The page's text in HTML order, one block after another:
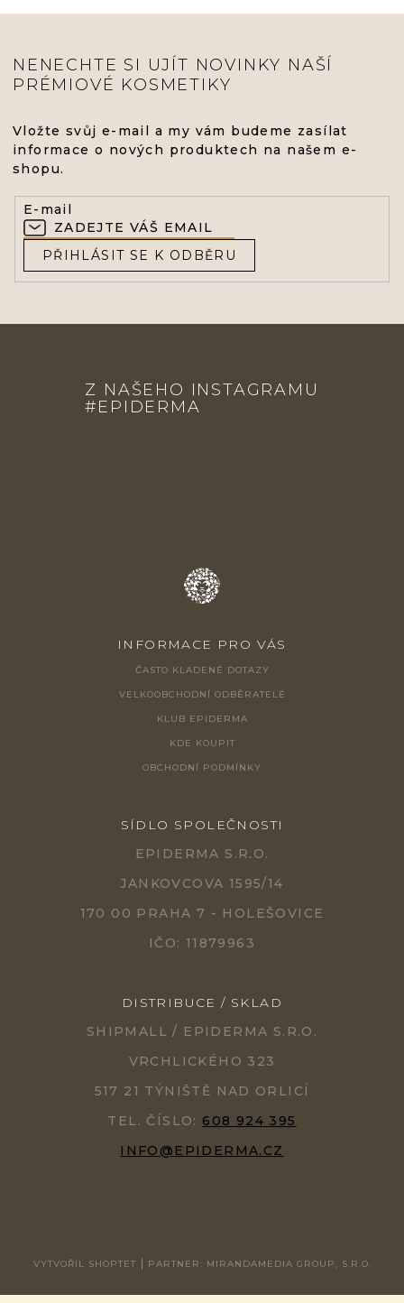
NENECHTE SI UJÍT NOVINKY NAŠÍ
PRÉMIOVÉ KOSMETIKY
Vložte svůj e-mail a my vám budeme zasílat
informace o nových produktech na našem e-
shopu.
E-mail
PŘIHLÁSIT SE K ODBĚRU
Z NAŠEHO INSTAGRAMU
#EPIDERMA
INFORMACE PRO VÁS
ČASTO KLADENÉ DOTAZY
VELKOOBCHODNÍ ODBĚRATELÉ
KLUB EPIDERMA
KDE KOUPIT
OBCHODNÍ PODMÍNKY
SÍDLO SPOLEČNOSTI
EPIDERMA S.R.O.
JANKOVCOVA 1595/14
170 00 PRAHA 7 - HOLEŠOVICE
IČO: 11879963
DISTRIBUCE / SKLAD
SHIPMALL / EPIDERMA S.R.O.
VRCHLICKÉHO 323
517 21 TÝNIŠTĚ NAD ORLICÍ
TEL. ČÍSLO: 608 924 395
INFO@EPIDERMA.CZ
VYTVOŘIL SHOPTET PARTNER: MIRANDAMEDIA GROUP, S.R.O.